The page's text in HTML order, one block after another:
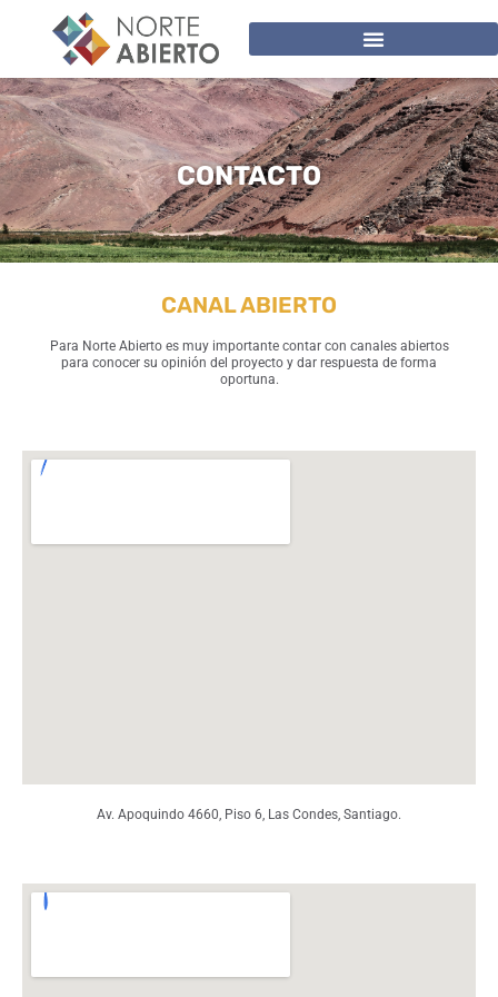
CONTACTO
CANAL ABIERTO
Para Norte Abierto es muy importante contar con canales abiertos
para conocer su opinión del proyecto y dar respuesta de forma
oportuna.
Av. Apoquindo 4660, Piso 6, Las Condes, Santiago.